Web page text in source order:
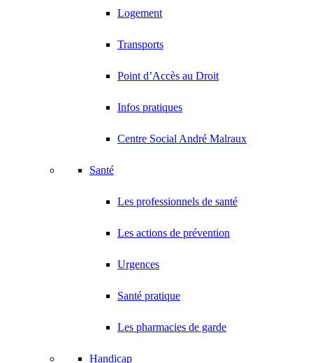
Logement
Transports
Point d’Accès au Droit
Infos pratiques
Centre Social André Malraux
Santé
Les professionnels de santé
Les actions de prévention
Urgences
Santé pratique
Les pharmacies de garde
Handicap